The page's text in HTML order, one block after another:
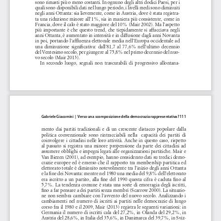
sono rimasti più o meno costanti. In ognuno degli altri dodici Paesi, per i
quali sono disponibili dati nel lungo periodo, i livelli medi sono diminuiti
negli anni Ottanta: sia lievemente, come in Austria, dove è stata registra-
ta una riduzione minore all’1%, sia in maniera più consistente, come in
Francia, dove il calo è stato maggiore del 10% (Mair 2002). Ma l’aspetto
più importante è che questo trend, che tiepidamente si affacciava negli
anni Ottanta, è aumentato in intensità e in diffusione dagli anni Novanta
in poi, portando l’affluenza elettorale media nell’Europa occidentale ad
una  diminuzione  significativa:  dall’81,7  al  77,6%  nell’ultimo  decennio
del Ventesimo secolo, per giungere al 75,8% nel primo decennio del nuo-
vo secolo (Mair 2013).
In  secondo  luogo,  segnali  non  trascurabili  di  progressivo  allontana-
Gabriele Giacomini  |  Verso una scomposizione della democrazia rappresentativa? 111
mento  dai  partiti  tradizionali  e  di  un  crescente  distacco  popolare  dalla
politica  convenzionale  sono  rintracciabili  nella    capacità  dei  partiti  di
coinvolgere i cittadini nelle loro attività. Anche in questo caso, rispetto
al  passato  si  registra  una  minore  propensione  da  parte  dei  cittadini  ad
assumere obblighi e impegni legati alle organizzazioni partitiche. Mair e
Van Biezen (2001), ad esempio, hanno considerato dati su tredici demo-
crazie europee ed è emerso che il rapporto tra membership partitica ed
elettorato totale è diminuito notevolmente tra l’inizio degli anni Ottanta
e la fine dei Novanta: mentre nel 1980 una media del 9,8% dell’elettorato
era  iscritto  a  un  partito,  alla  fine  del  1990  questa  cifra  è  caduta  fino  al
5,7%. La tendenza comune è stata una sorte di emorragia degli iscritti,
fino a far pensare a dei partiti senza membri (Scarrow 2000). La situazio-
ne non sembra cambiare con l’avvento del nuovo secolo. Analizzando i
cambiamenti  nel  numero  di  iscritti  ai  partiti  nelle  democrazie  di  lungo
corso fra il 1980 e il 2009, Mair (2013) registra le seguenti variazioni: in
Germania il numero di iscritti cala del 27,2%, in Olanda del 29,2%, in
Austria del 28,6%, in Italia del 35,6%, in Danimarca del 39,7%, in Sviz-